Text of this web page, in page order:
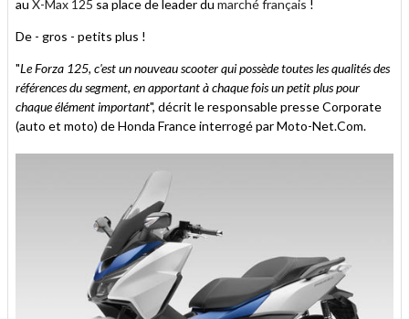
au X-Max 125 sa place de leader du marché français !
De - gros - petits plus !
"Le Forza 125, c'est un nouveau scooter qui possède toutes les qualités des
références du segment, en apportant à chaque fois un petit plus pour
chaque élément important", décrit le responsable presse Corporate
(auto et moto) de Honda France interrogé par Moto-Net.Com.